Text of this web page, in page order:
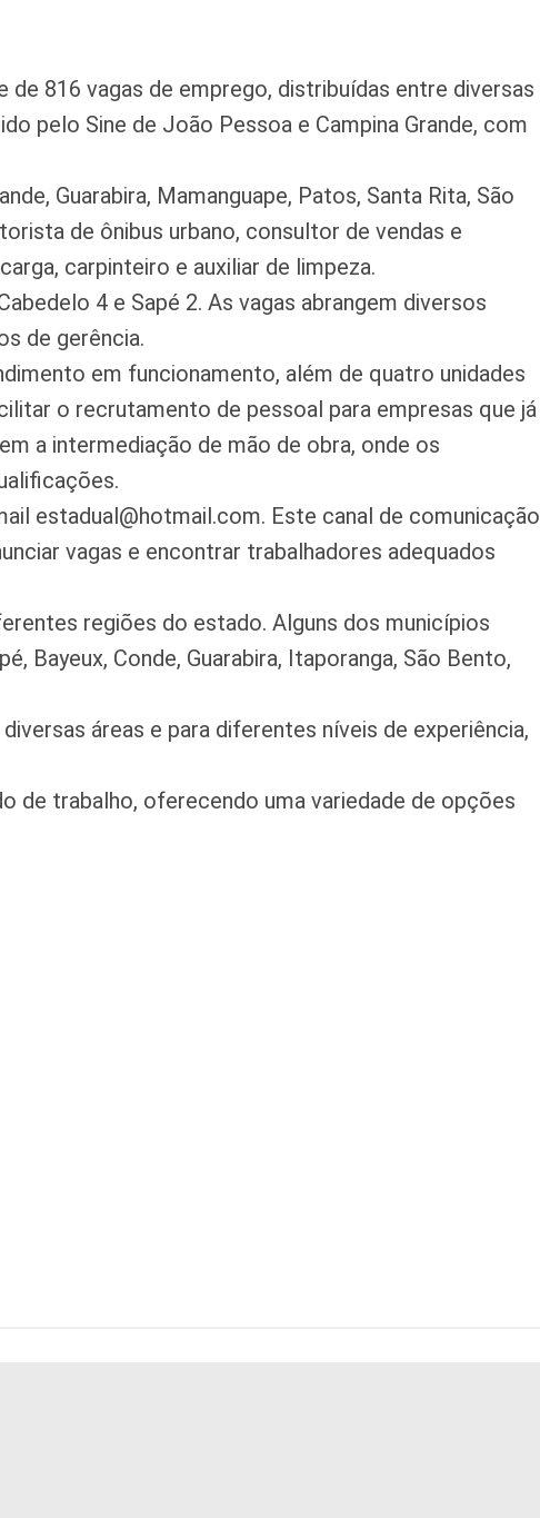
de 816 vagas de emprego, distribuídas entre diversas
pelo Sine de João Pessoa e Campina Grande, com
Guarabira, Mamanguape, Patos, Santa Rita, São
de ônibus urbano, consultor de vendas e
carpinteiro e auxiliar de limpeza.
4 e Sapé 2. As vagas abrangem diversos
de gerência.
em funcionamento, além de quatro unidades
o recrutamento de pessoal para empresas que já
a intermediação de mão de obra, onde os
estadual@hotmail.com. Este canal de comunicação
vagas e encontrar trabalhadores adequados
regiões do estado. Alguns dos municípios
Bayeux, Conde, Guarabira, Itaporanga, São Bento,
áreas e para diferentes níveis de experiência,
de trabalho, oferecendo uma variedade de opções